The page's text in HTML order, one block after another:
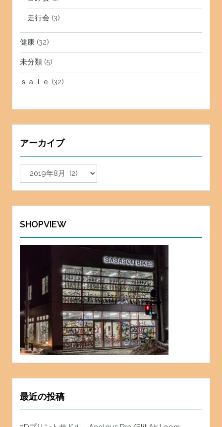
走行会 (3)
健康(32)
未分類(5)
ｓａｌｅ (32)
アーカイブ
カ
SHOPVIEW
最近の投稿